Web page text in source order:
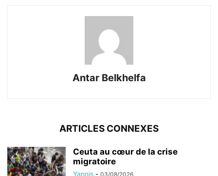
Antar Belkhelfa
ARTICLES CONNEXES
Ceuta au cœur de la crise
migratoire
Yannis - 03/08/2026